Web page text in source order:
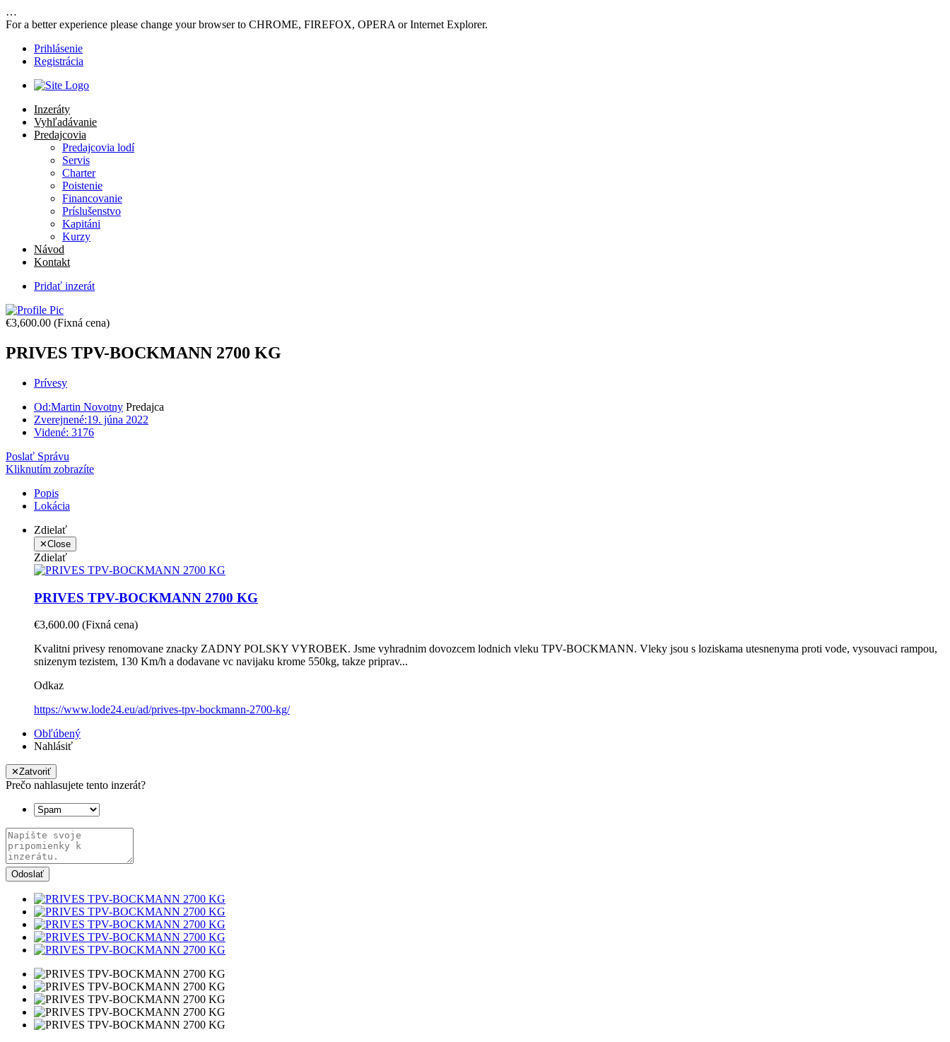
…
For a better experience please change your browser to CHROME, FIREFOX, OPERA or Internet Explorer.
Prihlásenie
Registrácia
Inzeráty
Vyhľadávanie
Predajcovia
Predajcovia lodí
Servis
Charter
Poistenie
Financovanie
Príslušenstvo
Kapitáni
Kurzy
Návod
Kontakt
Pridať inzerát
€3,600.00 (Fixná cena)
PRIVES TPV-BOCKMANN 2700 KG
Prívesy
Od:Martin Novotny Predajca
Zverejnené:19. júna 2022
Videné: 3176
Poslať Správu
Kliknutím zobrazíte
Popis
Lokácia
Zdielať
✕Close
Zdielať
PRIVES TPV-BOCKMANN 2700 KG
€3,600.00 (Fixná cena)
Kvalitni privesy renomovane znacky ZADNY POLSKY VYROBEK. Jsme vyhradnim dovozcem lodnich vleku TPV-BOCKMANN. Vleky jsou s loziskama utesnenyma proti vode, vysouvaci rampou,
snizenym tezistem, 130 Km/h a dodavane vc navijaku krome 550kg, takze priprav...
Odkaz
https://www.lode24.eu/ad/prives-tpv-bockmann-2700-kg/
Obľúbený
Nahlásiť
✕Zatvoriť
Prečo nahlasujete tento inzerát?
Odoslať